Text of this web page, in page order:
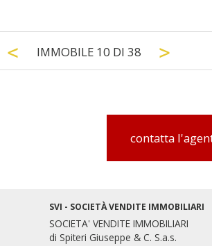
IMMOBILE 10 DI 38
contatta
SVI - SOCIETÀ VENDITE IMMOBILIARI
SOCIETA' VENDITE IMMOBILIARI
di Spiteri Giuseppe & C. S.a.s.